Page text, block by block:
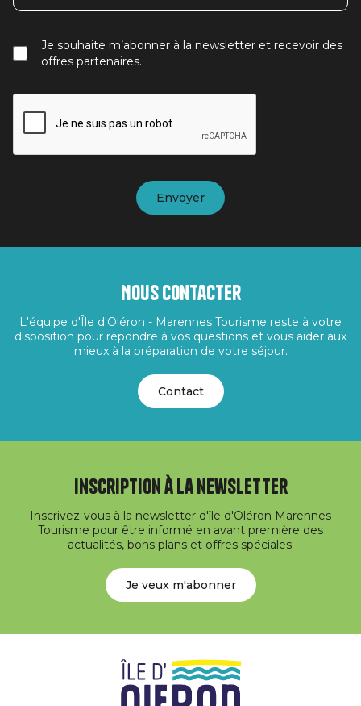
Je souhaite m’abonner à la newsletter et recevoir des
offres partenaires.
Nous contacter
L'équipe d'Île d'Oléron - Marennes Tourisme reste à votre
disposition pour répondre à vos questions et vous aider aux
mieux à la préparation de votre séjour.
Contact
Inscription à la newsletter
Inscrivez-vous à la newsletter d'île d'Oléron Marennes
Tourisme pour être informé en avant première des
actualités, bons plans et offres spéciales.
Je veux m'abonner